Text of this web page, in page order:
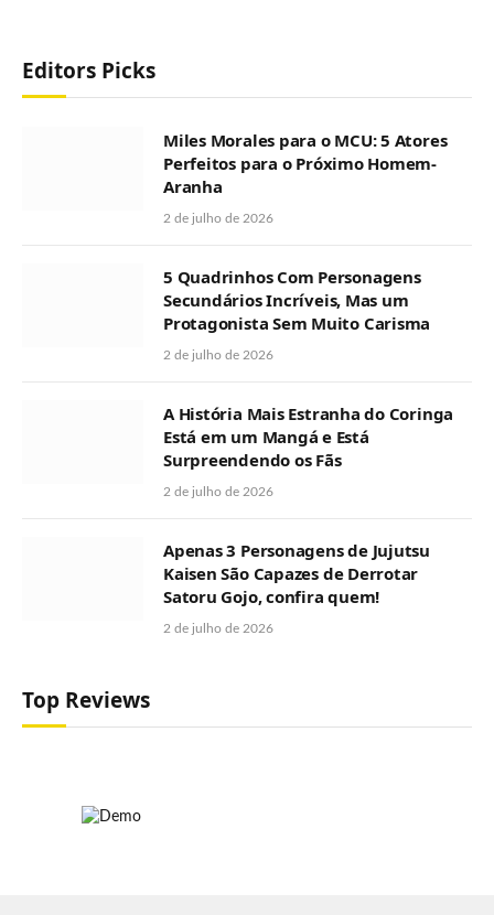
Editors Picks
Miles Morales para o MCU: 5 Atores
Perfeitos para o Próximo Homem-
Aranha
2 de julho de 2026
5 Quadrinhos Com Personagens
Secundários Incríveis, Mas um
Protagonista Sem Muito Carisma
2 de julho de 2026
A História Mais Estranha do Coringa
Está em um Mangá e Está
Surpreendendo os Fãs
2 de julho de 2026
Apenas 3 Personagens de Jujutsu
Kaisen São Capazes de Derrotar
Satoru Gojo, confira quem!
2 de julho de 2026
Top Reviews